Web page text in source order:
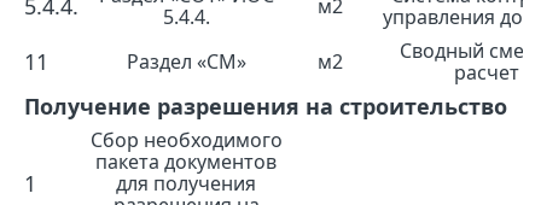
5.4.4.
5.4.4.
м2
управления
11 Раздел «СМ» м2
Сводный
расчет
Получение разрешения на строительство
1
Сбор необходимого
пакета документов
для получения